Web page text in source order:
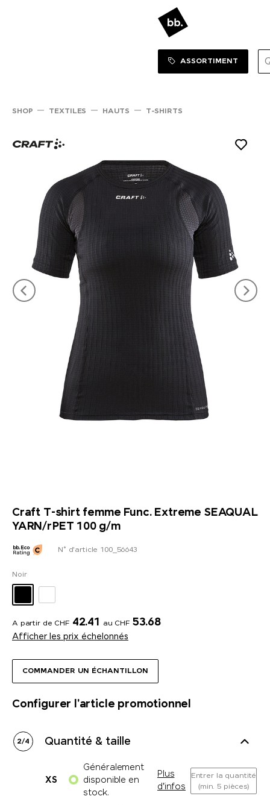
SHOP
ASSORTIMENT
SHOP TEXTILES HAUTS T-SHIRTS
Craft T-shirt femme Func. Extreme SEAQUAL
YARN/rPET 100 g/m
COMMANDER UN ÉCHANTILLON
N° d'article 100_56643
Noir
A partir de CHF 42.41 au CHF 53.68
Afficher les prix échelonnés
Configurer l'article promotionnel
2/4 Quantité & taille
XS
Généralement
disponible en
stock.
Plus
d'infos
Entrer la quantité
(min. 5 pièces)